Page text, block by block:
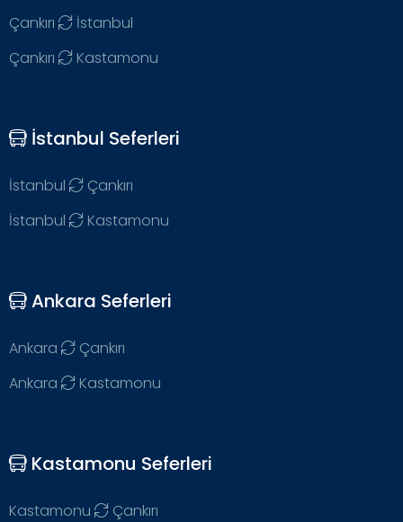
Çankırı
İstanbul
Çankırı
Kastamonu
İstanbul Seferleri
İstanbul
Çankırı
İstanbul
Kastamonu
Ankara Seferleri
Ankara
Çankırı
Ankara
Kastamonu
Kastamonu Seferleri
Kastamonu Çankırı